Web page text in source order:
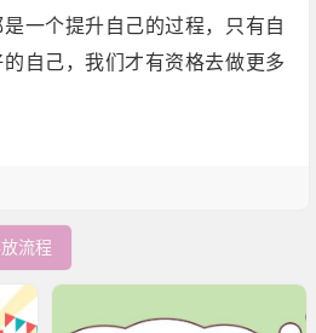
一个提升自己的过程，只有自
自己，我们才有资格去做更多
流程